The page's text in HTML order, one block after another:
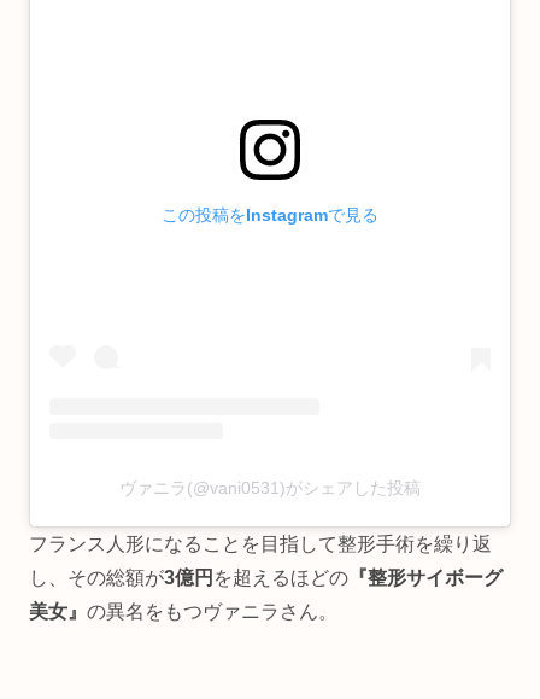
この投稿をInstagramで見る
ヴァニラ(@vani0531)がシェアした投稿
フランス人形になることを目指して整形手術を繰り返
し、その総額が3億円 を超えるほどの 『整形サイボーグ
美女』 の異名をもつヴァニラさん。